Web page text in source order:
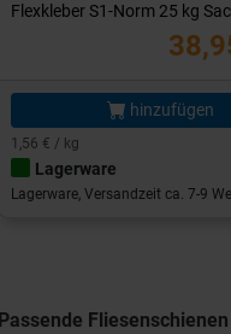
Flexkleber S1-Norm 25 kg
hinzufügen
1,56 € / kg
Lagerware
Lagerware, Versandzeit ca. 7-9
Passende